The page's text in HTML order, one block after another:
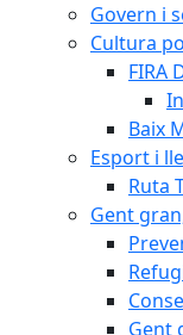
Govern i
Cultura
FIRA
Baix
Esport i
Ruta
Gent
Gent